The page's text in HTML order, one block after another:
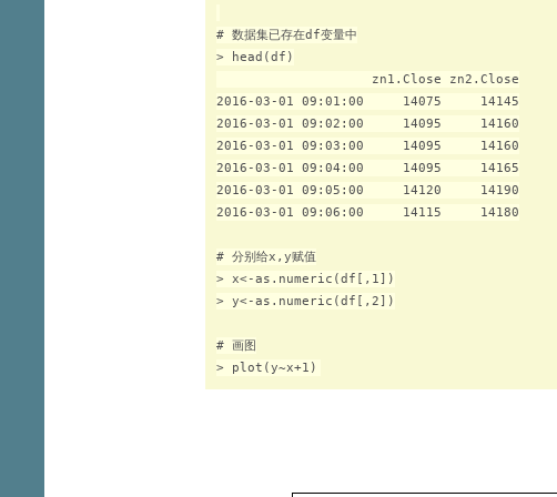
# 数据集已存在df变量中
> head(df)
                    zn1.Close zn2.Close
2016-03-01 09:01:00     14075     14145
2016-03-01 09:02:00     14095     14160
2016-03-01 09:03:00     14095     14160
2016-03-01 09:04:00     14095     14165
2016-03-01 09:05:00     14120     14190
2016-03-01 09:06:00     14115     14180
# 分别给x,y赋值
> x<-as.numeric(df[,1])
> y<-as.numeric(df[,2])
# 画图